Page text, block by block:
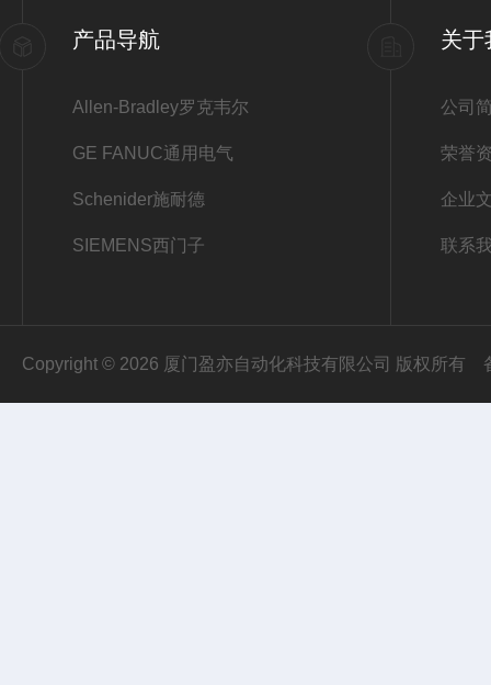
产品导航
Allen-Bradley罗克韦尔
GE FANUC通用电气
Schenider施耐德
SIEMENS西门子
关于
公司
荣誉
企业
联系
Copyright © 2026 厦门盈亦自动化科技有限公司 版权所有